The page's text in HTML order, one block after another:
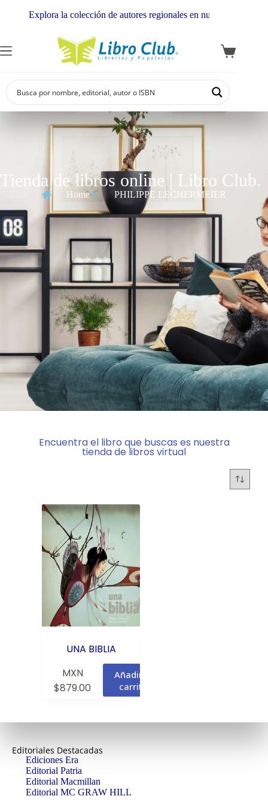
Explora la colección de autores regionales en nuestra librería
Tienda de libros online | Libro Club.
Home PHILIPPE LECHERMEIER
Encuentra el libro que buscas es nuestra
tienda de libros virtual
UNA BIBLIA
MXN
$879.00
Añadir al
carrito
Editoriales Destacadas
Ediciones Era
Editorial Patria
Editorial Macmillan
Editorial MC GRAW HILL